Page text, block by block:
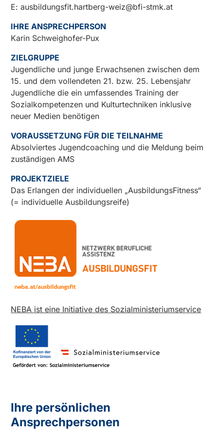
E:ausbildungsfit.hartberg-weiz@bfi-stmk.at
IHRE ANSPRECHPERSON
Karin Schweighofer-Pux
ZIELGRUPPE
Jugendliche und junge Erwachsenen zwischen dem
15. und dem vollendeten 21. bzw. 25. Lebensjahr
Jugendliche die ein umfassendes Training der
Sozialkompetenzen und Kulturtechniken inklusive
neuer Medien benötigen
VORAUSSETZUNG FÜR DIE TEILNAHME
Absolviertes Jugendcoaching und die Meldung beim
zuständigen AMS
PROJEKTZIELE
Das Erlangen der individuellen „AusbildungsFitness“
(= individuelle Ausbildungsreife)
NEBA ist eine Initiative des Sozialministeriumservice
Ihre persönlichen
Ansprechpersonen